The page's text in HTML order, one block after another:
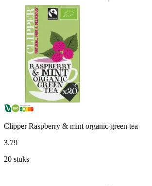
Clipper Raspberry & mint organic green tea
3.79
20 stuks